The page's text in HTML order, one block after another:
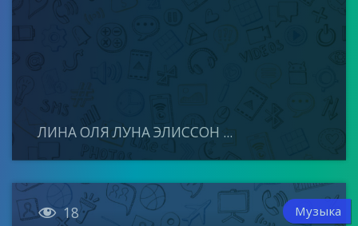
ЛИНА ОЛЯ ЛУНА ЭЛИССОН ...
 18 Музыка